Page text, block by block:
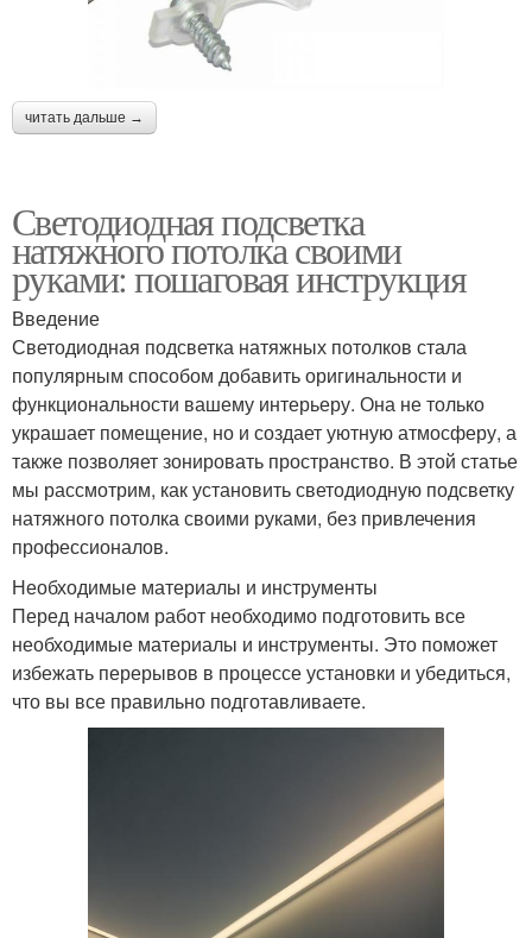
читать дальше →
Светодиодная подсветка
натяжного потолка своими
руками: пошаговая инструкция
Введение
Светодиодная подсветка натяжных потолков стала
популярным способом добавить оригинальности и
функциональности вашему интерьеру. Она не только
украшает помещение, но и создает уютную атмосферу, а
также позволяет зонировать пространство. В этой статье
мы рассмотрим, как установить светодиодную подсветку
натяжного потолка своими руками, без привлечения
профессионалов.
Необходимые материалы и инструменты
Перед началом работ необходимо подготовить все
необходимые материалы и инструменты. Это поможет
избежать перерывов в процессе установки и убедиться,
что вы все правильно подготавливаете.